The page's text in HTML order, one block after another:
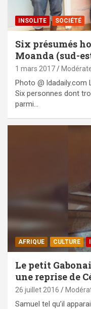
INSOLITE SOCIÉTÉ
Six présumés
Moanda (sud-
1 mars 2017
Photo @ ldadaily.com
Six personnes dont
parmi…
AFRIQUE CULTURE
Le petit
une reprise de
26 juillet 2016
Samuel tel qu’il